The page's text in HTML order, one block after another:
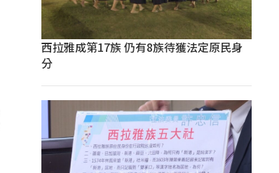
西拉雅成第17族 仍有8族待獲法定原民身
分